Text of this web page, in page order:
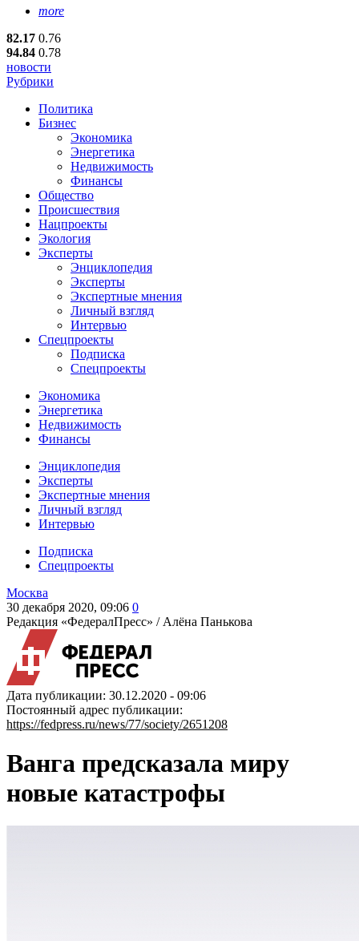
more
82.17 0.76
94.84 0.78
новости
Рубрики
Политика
Бизнес
Экономика
Энергетика
Недвижимость
Финансы
Общество
Происшествия
Нацпроекты
Экология
Эксперты
Энциклопедия
Эксперты
Экспертные мнения
Личный взгляд
Интервью
Спецпроекты
Подписка
Спецпроекты
Экономика
Энергетика
Недвижимость
Финансы
Энциклопедия
Эксперты
Экспертные мнения
Личный взгляд
Интервью
Подписка
Спецпроекты
Москва
30 декабря 2020, 09:06 0
Редакция «ФедералПресс» / Алёна Панькова
Дата публикации: 30.12.2020 - 09:06
Постоянный адрес публикации:
https://fedpress.ru/news/77/society/2651208
Ванга предсказала миру
новые катастрофы